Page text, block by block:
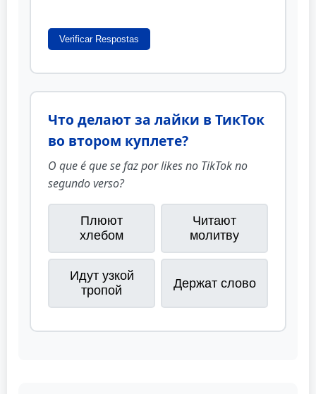
Verificar Respostas
Что делают за лайки в ТикТок
во втором куплете?
O que é que se faz por likes no TikTok no
segundo verso?
Плюют
хлебом
Читают
молитву
Идут узкой
тропой
Держат слово